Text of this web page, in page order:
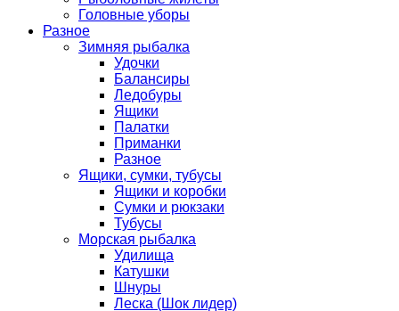
Головные уборы
Разное
Зимняя рыбалка
Удочки
Балансиры
Ледобуры
Ящики
Палатки
Приманки
Разное
Ящики, сумки, тубусы
Ящики и коробки
Сумки и рюкзаки
Тубусы
Морская рыбалка
Удилища
Катушки
Шнуры
Леска (Шок лидер)